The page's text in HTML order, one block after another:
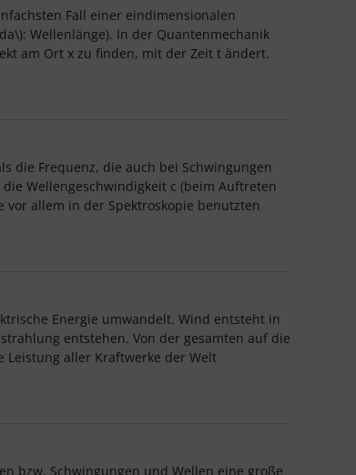
Fall einer eindimensionalen
Wellenlänge). In der Quantenmechanik
am Ort x zu finden, mit der Zeit t ändert.
die Frequenz, die auch bei Schwingungen
Wellengeschwindigkeit c (beim Auftreten
allem in der Spektroskopie benutzten
Energie umwandelt. Wind entsteht in
entstehen. Von der gesamten auf die
Leistung aller Kraftwerke der Welt
bzw. Schwingungen und Wellen eine große